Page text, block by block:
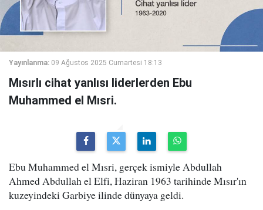
Yayınlanma: 09 Ağustos 2025 Cumartesi 18:13
Mısırlı cihat yanlısı liderlerden Ebu
Muhammed el Mısri.
Ebu Muhammed el Mısri, gerçek ismiyle Abdullah
Ahmed Abdullah el Elfi, Haziran 1963 tarihinde Mısır'ın
kuzeyindeki Garbiye ilinde dünyaya geldi.